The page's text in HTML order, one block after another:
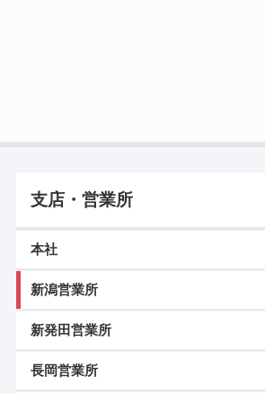
支店・営業所
本社
新潟営業所
新発田営業所
長岡営業所